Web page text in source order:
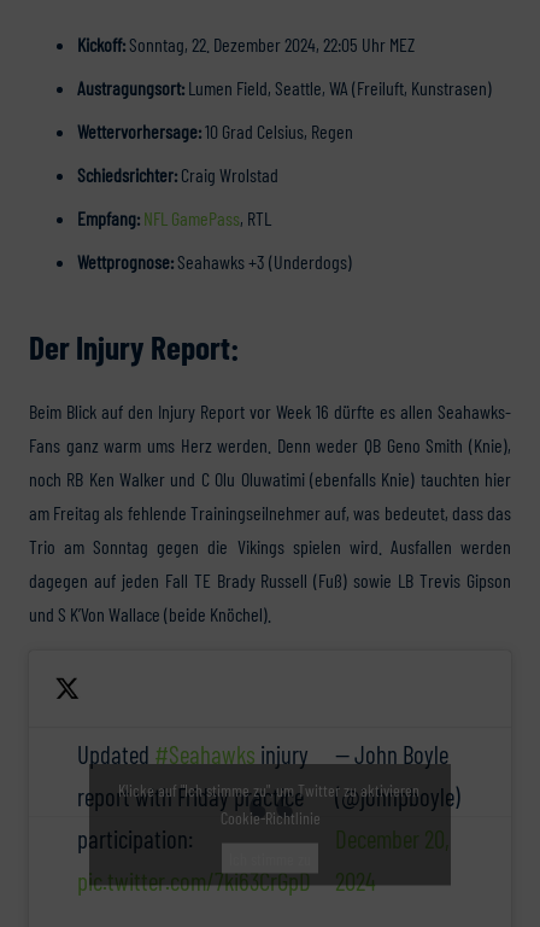
Kickoff: Sonntag, 22. Dezember 2024, 22:05 Uhr MEZ
Austragungsort: Lumen Field, Seattle, WA (Freiluft, Kunstrasen)
Wettervorhersage:10 Grad Celsius, Regen
Schiedsrichter: Craig Wrolstad
Empfang: NFL GamePass, RTL
Wettprognose: Seahawks +3 (Underdogs)
Der Injury Report:
Beim Blick auf den Injury Report vor Week 16 dürfte es allen Seahawks-
Fans ganz warm ums Herz werden. Denn weder QB Geno Smith (Knie),
noch RB Ken Walker und C Olu Oluwatimi (ebenfalls Knie) tauchten hier
am Freitag als fehlende Trainingseilnehmer auf, was bedeutet, dass das
Trio am Sonntag gegen die Vikings spielen wird. Ausfallen werden
dagegen auf jeden Fall TE Brady Russell (Fuß) sowie LB Trevis Gipson
und S K’Von Wallace (beide Knöchel).
Updated #Seahawks injury
report with Friday practice
participation:
pic.twitter.com/7ki63CrGpD
— John Boyle
(@johnpboyle)
December 20,
2024
Klicke auf "Ich stimme zu", um Twitter zu aktivieren
Cookie-Richtlinie